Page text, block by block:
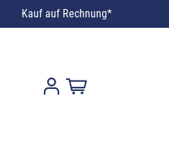
Kauf auf Rechnung*